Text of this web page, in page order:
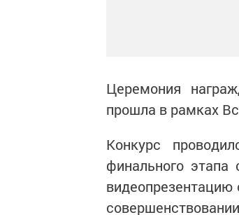
Церемония
прошла в рамках
Конкурс
финального
видеопрезентацию